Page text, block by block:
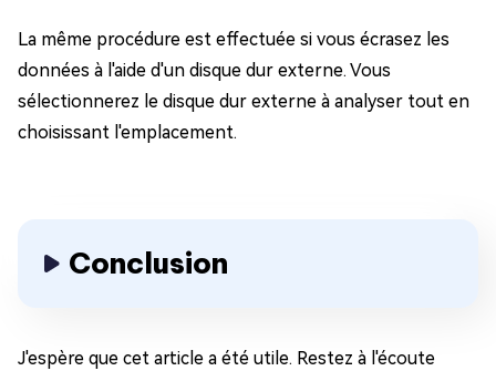
La même procédure est effectuée si vous écrasez les
données à l'aide d'un disque dur externe. Vous
sélectionnerez le disque dur externe à analyser tout en
choisissant l'emplacement.
Conclusion
J'espère que cet article a été utile. Restez à l'écoute